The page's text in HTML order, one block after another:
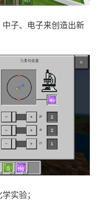
子、电子来创造出新
实验；